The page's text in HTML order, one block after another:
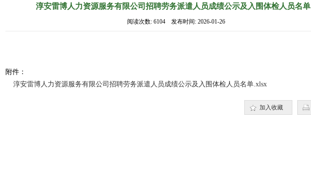
淳安雷博人力资源服务有限公司招聘劳务派遣人员成绩公示及入围体检人员名单
阅读次数: 6104 发布时间: 2026-01-26
附件：
淳安雷博人力资源服务有限公司招聘劳务派遣人员成绩公示及入围体检人员名单.xlsx
加入收藏